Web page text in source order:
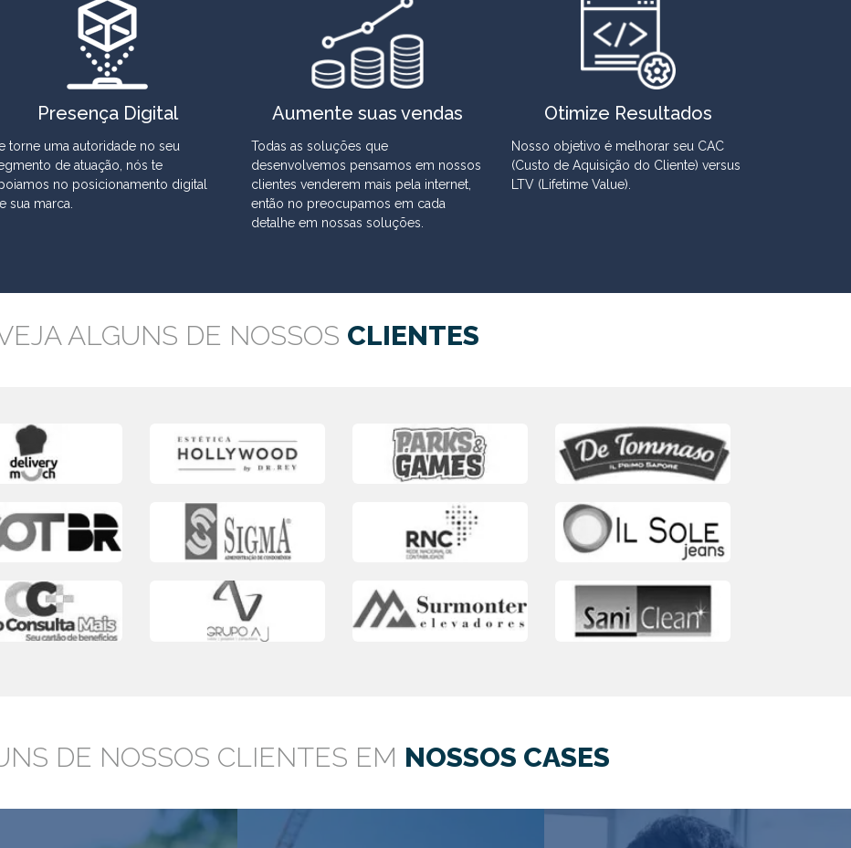
Presença Digital
torne uma autoridade no seu
de atuação, nós te
no posicionamento digital
sua marca.
Aumente suas vendas
Todas as soluções que
desenvolvemos pensamos em nossos
clientes venderem mais pela internet,
então no preocupamos em cada
detalhe em nossas soluções.
Otimize Resultados
Nosso objetivo é melhorar seu CAC
(Custo de Aquisição do Cliente) versus
LTV (Lifetime Value).
ALGUNS DE NOSSOS CLIENTES
DE NOSSOS CLIENTES EM NOSSOS CASES